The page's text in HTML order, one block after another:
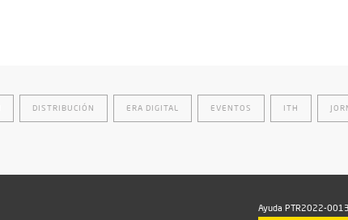
DISTRIBUCIÓN ERA DIGITAL EVENTOS ITH
Ayuda PTR2022-